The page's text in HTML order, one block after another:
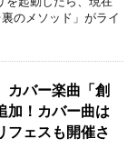
のメソッド」がライ
カバー楽曲「創
加！カバー曲は
フェスも開催さ